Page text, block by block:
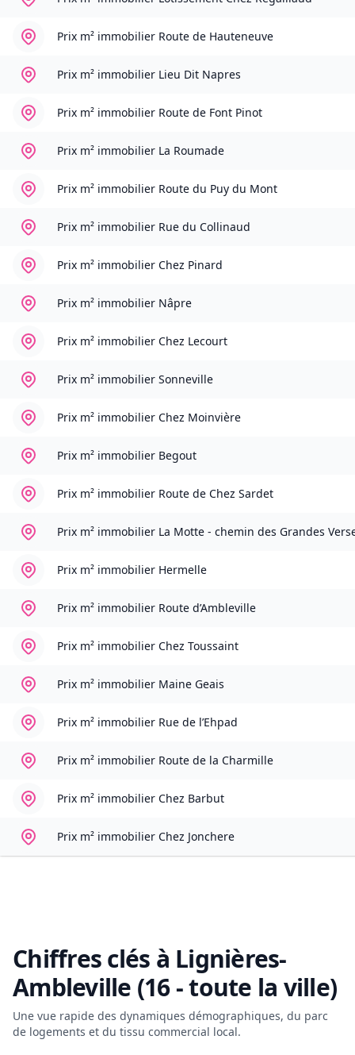
Prix m² immobilier Route de Hauteneuve
Prix m² immobilier Lieu Dit Napres
Prix m² immobilier Route de Font Pinot
Prix m² immobilier La Roumade
Prix m² immobilier Route du Puy du Mont
Prix m² immobilier Rue du Collinaud
Prix m² immobilier Chez Pinard
Prix m² immobilier Nâpre
Prix m² immobilier Chez Lecourt
Prix m² immobilier Sonneville
Prix m² immobilier Chez Moinvière
Prix m² immobilier Begout
Prix m² immobilier Route de Chez Sardet
Prix m² immobilier La Motte - chemin des Grandes
Prix m² immobilier Hermelle
Prix m² immobilier Route d’Ambleville
Prix m² immobilier Chez Toussaint
Prix m² immobilier Maine Geais
Prix m² immobilier Rue de l’Ehpad
Prix m² immobilier Route de la Charmille
Prix m² immobilier Chez Barbut
Prix m² immobilier Chez Jonchere
Chiffres clés à Lignières-
Ambleville (16 - toute la ville)
Une vue rapide des dynamiques démographiques, du parc
de logements et du tissu commercial local.